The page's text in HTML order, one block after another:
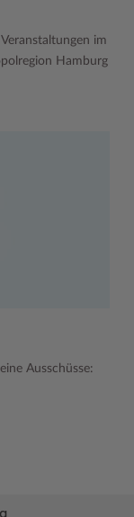
im
Hamburg
Ausschüsse: